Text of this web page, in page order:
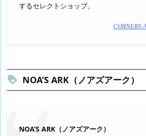
するセレクトショップ。
CORNERS
NOA’S ARK（ノアズアーク）
NOA’S ARK（ノアズアーク）